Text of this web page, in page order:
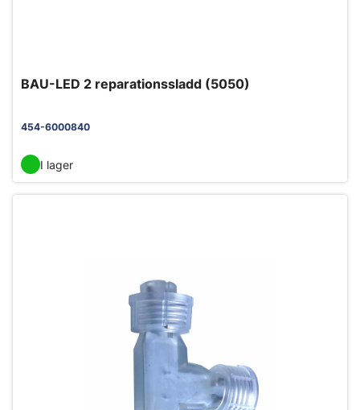
BAU-LED 2 reparationssladd (5050)
454-6000840
I lager